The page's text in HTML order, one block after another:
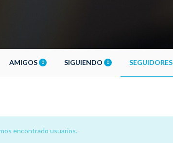
AMIGOS 0 SIGUIENDO 0 SEGUIDORES
encontrado usuarios.